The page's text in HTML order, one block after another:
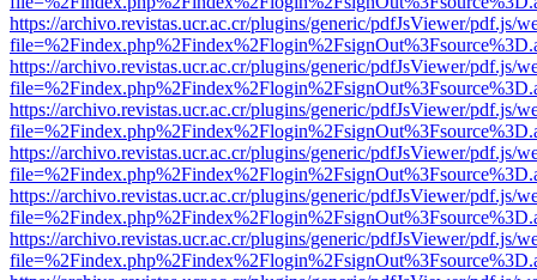
https://archivo.revistas.ucr.ac.cr/plugins/generic/pdfJsViewer/pdf.js/
https://archivo.revistas.ucr.ac.cr/plugins/generic/pdfJsViewer/pdf.js/
https://archivo.revistas.ucr.ac.cr/plugins/generic/pdfJsViewer/pdf.js/
https://archivo.revistas.ucr.ac.cr/plugins/generic/pdfJsViewer/pdf.js/
https://archivo.revistas.ucr.ac.cr/plugins/generic/pdfJsViewer/pdf.js/
https://archivo.revistas.ucr.ac.cr/plugins/generic/pdfJsViewer/pdf.js/